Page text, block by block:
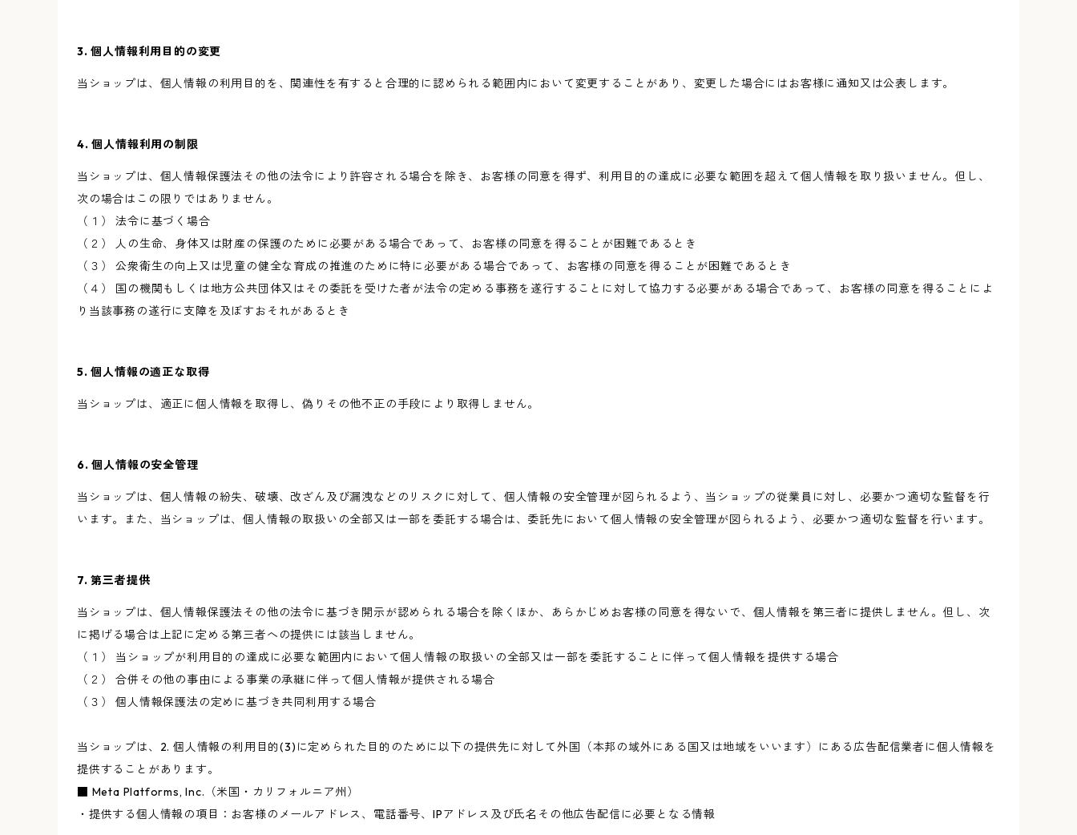
3. 個人情報利用目的の変更
当ショップは、個人情報の利用目的を、関連性を有すると合理的に認められる範囲内において変更することがあり、変更した場合にはお客様に通知又は公表します。
4. 個人情報利用の制限
当ショップは、個人情報保護法その他の法令により許容される場合を除き、お客様の同意を得ず、利用目的の達成に必要な範囲を超えて個人情報を取り扱いません。但し、
次の場合はこの限りではありません。
（１） 法令に基づく場合
（２） 人の生命、身体又は財産の保護のために必要がある場合であって、お客様の同意を得ることが困難であるとき
（３） 公衆衛生の向上又は児童の健全な育成の推進のために特に必要がある場合であって、お客様の同意を得ることが困難であるとき
（４） 国の機関もしくは地方公共団体又はその委託を受けた者が法令の定める事務を遂行することに対して協力する必要がある場合であって、お客様の同意を得ることによ
り当該事務の遂行に支障を及ぼすおそれがあるとき
5. 個人情報の適正な取得
当ショップは、適正に個人情報を取得し、偽りその他不正の手段により取得しません。
6. 個人情報の安全管理
当ショップは、個人情報の紛失、破壊、改ざん及び漏洩などのリスクに対して、個人情報の安全管理が図られるよう、当ショップの従業員に対し、必要かつ適切な監督を行
います。また、当ショップは、個人情報の取扱いの全部又は一部を委託する場合は、委託先において個人情報の安全管理が図られるよう、必要かつ適切な監督を行います。
7. 第三者提供
当ショップは、個人情報保護法その他の法令に基づき開示が認められる場合を除くほか、あらかじめお客様の同意を得ないで、個人情報を第三者に提供しません。但し、次
に掲げる場合は上記に定める第三者への提供には該当しません。
（１） 当ショップが利用目的の達成に必要な範囲内において個人情報の取扱いの全部又は一部を委託することに伴って個人情報を提供する場合
（２） 合併その他の事由による事業の承継に伴って個人情報が提供される場合
（３） 個人情報保護法の定めに基づき共同利用する場合
当ショップは、2. 個人情報の利用目的(3)に定められた目的のために以下の提供先に対して外国（本邦の域外にある国又は地域をいいます）にある広告配信業者に個人情報を
提供することがあります。
■ Meta Platforms, Inc.（米国・カリフォルニア州）
・提供する個人情報の項目：お客様のメールアドレス、電話番号、IPアドレス及び氏名その他広告配信に必要となる情報